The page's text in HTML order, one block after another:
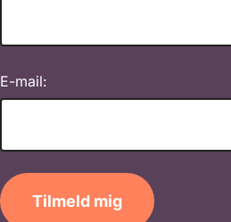
E-mail:
Tilmeld mig